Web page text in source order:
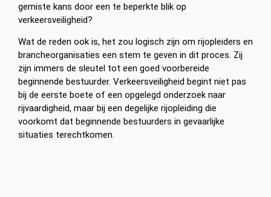
gemiste kans door een te beperkte blik op
verkeersveiligheid?
Wat de reden ook is, het zou logisch zijn om rijopleiders en
brancheorganisaties een stem te geven in dit proces. Zij
zijn immers de sleutel tot een goed voorbereide
beginnende bestuurder. Verkeersveiligheid begint niet pas
bij de eerste boete of een opgelegd onderzoek naar
rijvaardigheid, maar bij een degelijke rijopleiding die
voorkomt dat beginnende bestuurders in gevaarlijke
situaties terechtkomen.